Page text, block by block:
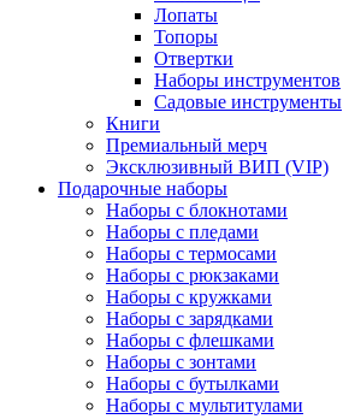
Лопаты
Топоры
Отвертки
Наборы инструментов
Садовые инструменты
Книги
Премиальный мерч
Эксклюзивный ВИП (VIP)
Подарочные наборы
Наборы с блокнотами
Наборы с пледами
Наборы с термосами
Наборы с рюкзаками
Наборы с кружками
Наборы с зарядками
Наборы с флешками
Наборы с зонтами
Наборы с бутылками
Наборы с мультитулами